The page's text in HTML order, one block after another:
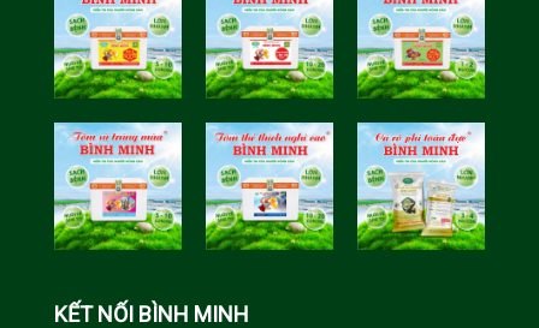
Hóa Bình
Minh
Học Bình
Minh
KẾT NỐI BÌNH MINH